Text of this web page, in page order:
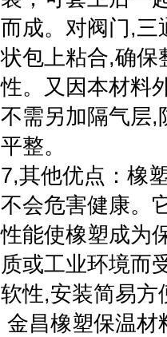
而成。对阀门,三
状包上粘合,确保
性。又因本材料
不需另加隔气层,
平整。
7,其他优点：橡
不会危害健康。
性能使橡塑成为
质或工业环境而
软性,安装简易方
金昌橡塑保温